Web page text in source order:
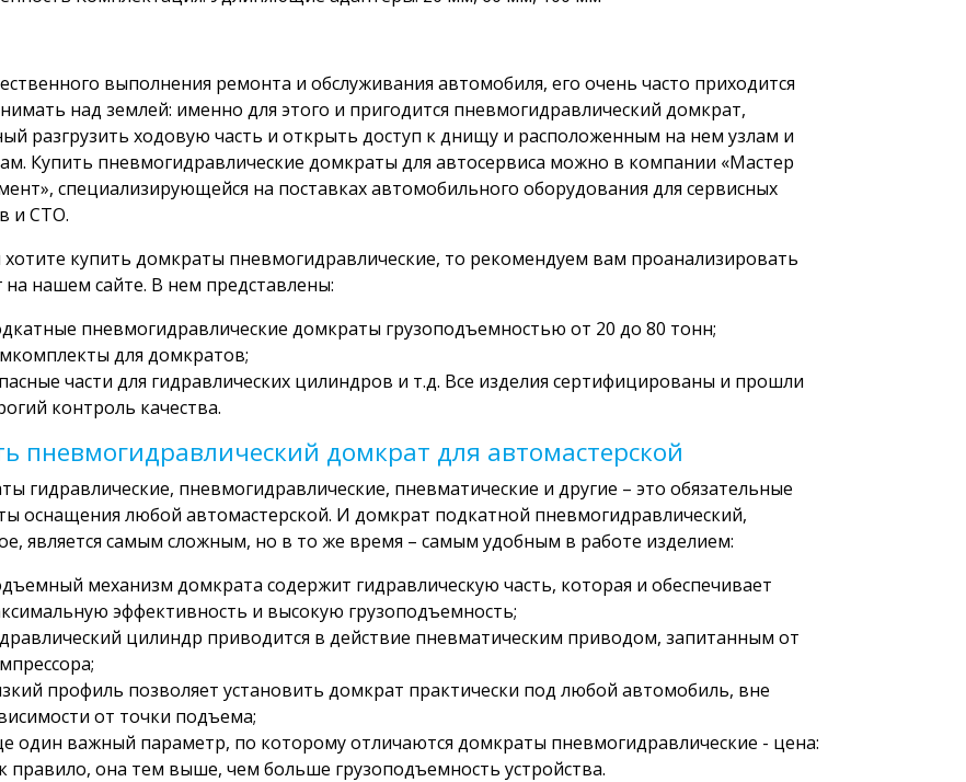
выполнения ремонта и обслуживания автомобиля, его очень часто приходится
над землей: именно для этого и пригодится пневмогидравлический домкрат,
разгрузить ходовую часть и открыть доступ к днищу и расположенным на нем узлам и
Купить пневмогидравлические домкраты для автосервиса можно в компании «Мастер
специализирующейся на поставках автомобильного оборудования для сервисных
и СТО.
хотите купить домкраты пневмогидравлические, то рекомендуем вам проанализировать
на нашем сайте. В нем представлены:
пневмогидравлические домкраты грузоподъемностью от 20 до 80 тонн;
для домкратов;
части для гидравлических цилиндров и т.д. Все изделия сертифицированы и прошли
контроль качества.
пневмогидравлический домкрат для автомастерской
гидравлические, пневмогидравлические, пневматические и другие – это обязательные
оснащения любой автомастерской. И домкрат подкатной пневмогидравлический,
является самым сложным, но в то же время – самым удобным в работе изделием:
механизм домкрата содержит гидравлическую часть, которая и обеспечивает
эффективность и высокую грузоподъемность;
цилиндр приводится в действие пневматическим приводом, запитанным от
профиль позволяет установить домкрат практически под любой автомобиль, вне
от точки подъема;
один важный параметр, по которому отличаются домкраты пневмогидравлические - цена:
правило, она тем выше, чем больше грузоподъемность устройства.